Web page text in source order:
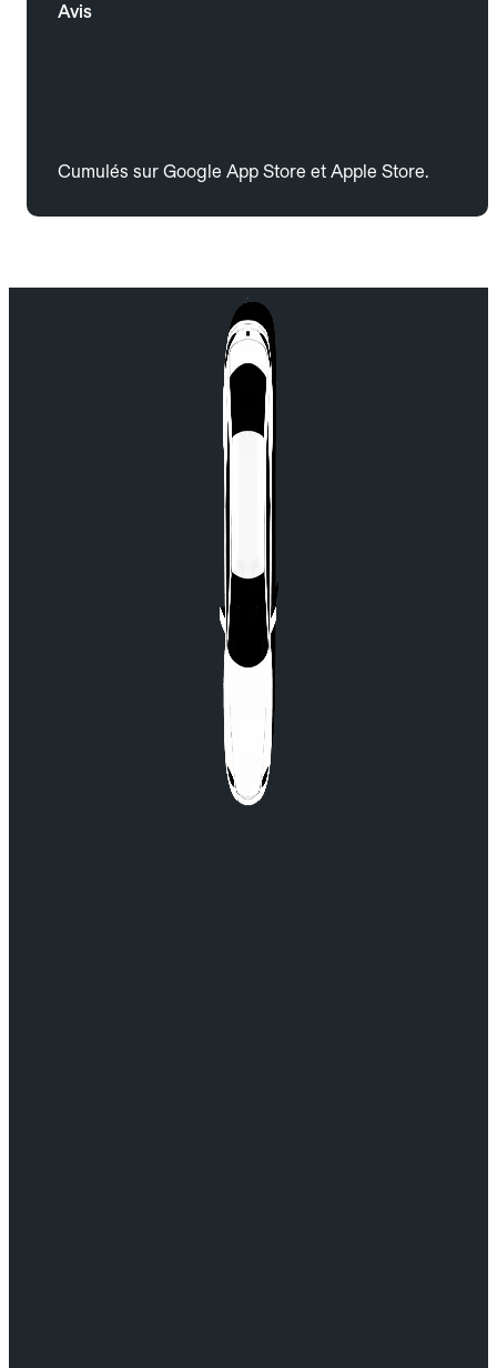
Avis
Cumulés sur Google App Store et Apple Store.